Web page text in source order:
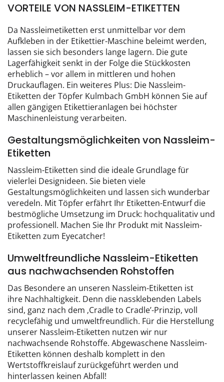
VORTEILE VON NASSLEIM-ETIKETTEN
Da Nassleimetiketten erst unmittelbar vor dem
Aufkleben in der Etikettier-Maschine beleimt werden,
lassen sie sich besonders lange lagern. Die gute
Lagerfähigkeit senkt in der Folge die Stückkosten
erheblich – vor allem in mittleren und hohen
Druckauflagen. Ein weiteres Plus: Die Nassleim-
Etiketten der Töpfer Kulmbach GmbH können Sie auf
allen gängigen Etikettieranlagen bei höchster
Maschinenleistung verarbeiten.
Gestaltungsmöglichkeiten von Nassleim-
Etiketten
Nassleim-Etiketten sind die ideale Grundlage für
vielerlei Designideen. Sie bieten viele
Gestaltungsmöglichkeiten und lassen sich wunderbar
veredeln. Mit Töpfer erfährt Ihr Etiketten-Entwurf die
bestmögliche Umsetzung im Druck: hochqualitativ und
professionell. Machen Sie Ihr Produkt mit Nassleim-
Etiketten zum Eyecatcher!
Umweltfreundliche Nassleim-Etiketten
aus nachwachsenden Rohstoffen
Das Besondere an unseren Nassleim-Etiketten ist
ihre Nachhaltigkeit. Denn die nassklebenden Labels
sind, ganz nach dem ‚Cradle to Cradle’-Prinzip, voll
recyclefähig und umweltfreundlich. Für die Herstellung
unserer Nassleim-Etiketten nutzen wir nur
nachwachsende Rohstoffe. Abgewaschene Nassleim-
Etiketten können deshalb komplett in den
Wertstoffkreislauf zurückgeführt werden und
hinterlassen keinen Abfall!